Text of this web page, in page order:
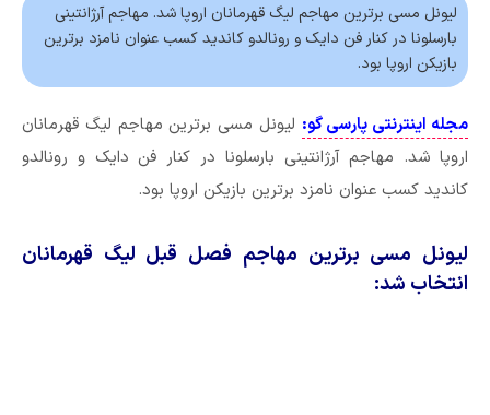
لیونل مسی برترین مهاجم لیگ قهرمانان اروپا شد. مهاجم آرژانتینی
بارسلونا در کنار فن دایک و رونالدو کاندید کسب عنوان نامزد برترین
بازیکن اروپا بود.
مجله اینترنتی پارسی گو: لیونل مسی برترین مهاجم لیگ قهرمانان
اروپا شد. مهاجم آرژانتینی بارسلونا در کنار فن دایک و رونالدو
کاندید کسب عنوان نامزد برترین بازیکن اروپا بود.
لیونل مسی برترین مهاجم فصل قبل لیگ قهرمانان
انتخاب شد: